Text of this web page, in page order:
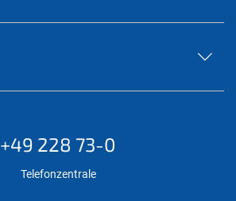
+49 228 73-0
Telefonzentrale